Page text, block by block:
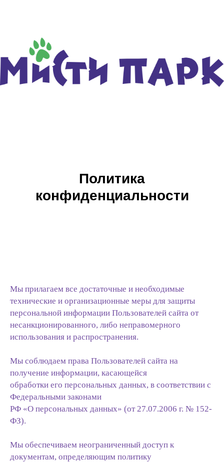
Политика
конфиденциальности
Мы прилагаем все достаточные и необходимые
технические и организационные меры для защиты
персональной информации Пользователей сайта от
несанкционированного, либо неправомерного
использования и распространения.
Мы соблюдаем права Пользователей сайта на
получение информации, касающейся
обработки его персональных данных, в соответствии с
Федеральными законами
РФ «О персональных данных» (от 27.07.2006 г. № 152-
ФЗ).
Мы обеспечиваем неограниченный доступ к
документам, определяющим политику